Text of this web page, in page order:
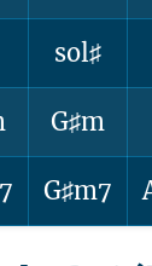
sol♯
G♯m
G♯m7